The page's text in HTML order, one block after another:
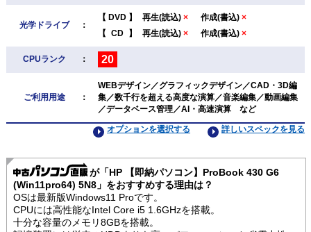
光学ドライブ ：
【 DVD 】 再生(読込) × 作成(書込) ×
【 CD 】 再生(読込) × 作成(書込) ×
CPUランク ： 20
ご利用用途 ：
WEBデザイン／グラフィックデザイン／CAD・3D編
集／数千行を超える高度な演算／音楽編集／動画編集
／データベース管理／AI・高速演算 など
詳しいスペックを見る
オプションを選択する
が「HP 【即納パソコン】ProBook 430 G6
(Win11pro64) 5N8」をおすすめする理由は？
OSは最新版Windows11 Proです。
CPUには高性能なIntel Core i5 1.6GHzを搭載。
十分な容量のメモリ8GBを搭載。